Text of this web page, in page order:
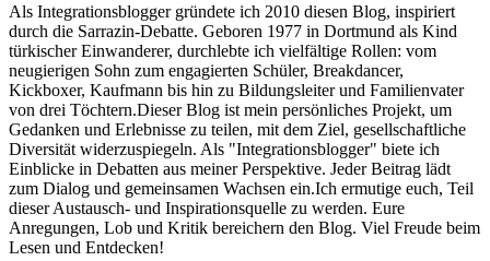
Als Integrationsblogger gründete ich 2010 diesen Blog, inspiriert
durch die Sarrazin-Debatte. Geboren 1977 in Dortmund als Kind
türkischer Einwanderer, durchlebte ich vielfältige Rollen: vom
neugierigen Sohn zum engagierten Schüler, Breakdancer,
Kickboxer, Kaufmann bis hin zu Bildungsleiter und Familienvater
von drei Töchtern.Dieser Blog ist mein persönliches Projekt, um
Gedanken und Erlebnisse zu teilen, mit dem Ziel, gesellschaftliche
Diversität widerzuspiegeln. Als "Integrationsblogger" biete ich
Einblicke in Debatten aus meiner Perspektive. Jeder Beitrag lädt
zum Dialog und gemeinsamen Wachsen ein.Ich ermutige euch, Teil
dieser Austausch- und Inspirationsquelle zu werden. Eure
Anregungen, Lob und Kritik bereichern den Blog. Viel Freude beim
Lesen und Entdecken!